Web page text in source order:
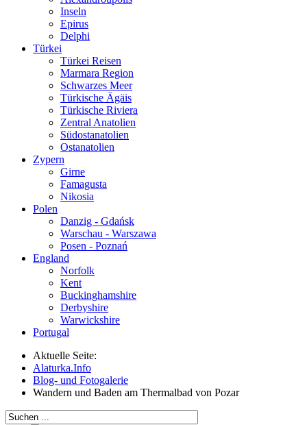
Inseln
Epirus
Delphi
Türkei
Türkei Reisen
Marmara Region
Schwarzes Meer
Türkische Ägäis
Türkische Riviera
Zentral Anatolien
Südostanatolien
Ostanatolien
Zypern
Girne
Famagusta
Nikosia
Polen
Danzig - Gdańsk
Warschau - Warszawa
Posen - Poznań
England
Norfolk
Kent
Buckinghamshire
Derbyshire
Warwickshire
Portugal
Aktuelle Seite:
Alaturka.Info
Blog- und Fotogalerie
Wandern und Baden am Thermalbad von Pozar